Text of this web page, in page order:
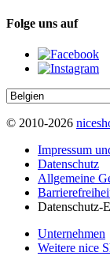
Folge uns auf
© 2010-2026
Impressum
Datenschutz
Allgemeine
Datenschutz-
Unternehmen
Weitere nice